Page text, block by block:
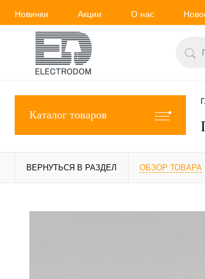
Новинки Акции О нас
Каталог товаров
ВЕРНУТЬСЯ В РАЗДЕЛ ОБЗОР ТОВАРА